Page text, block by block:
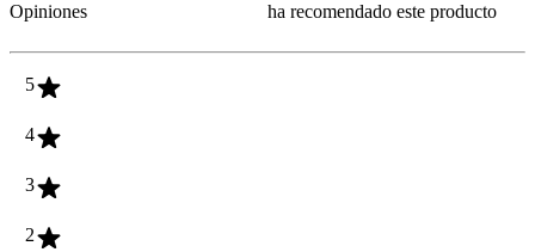
Opiniones
ha recomendado este producto
5
4
3
2